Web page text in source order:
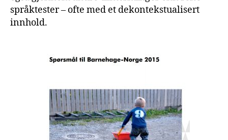
språktester – ofte med et dekontekstualisert
innhold.